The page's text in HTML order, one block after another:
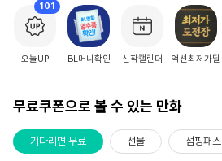
101
오늘UP BL머니확인 신작캘린더 액션최저가딜
무료쿠폰으로 볼 수 있는 만화
기다리면 무료 선물 점핑패스